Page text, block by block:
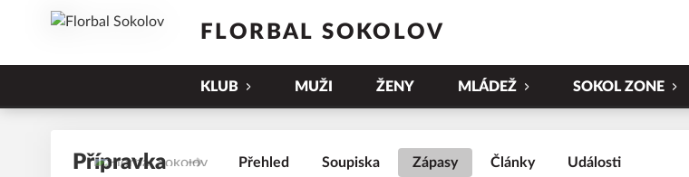
FLORBAL SOKOLOV
KLUB MUŽI ŽENY MLÁDEŽ SOKOL ZONE
Přípravka Přehled Soupiska Zápasy Články Události